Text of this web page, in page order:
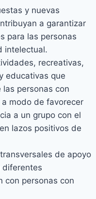
y nuevas
a garantizar
para las personas
intelectual.
recreativas,
educativas que
personas con
modo de favorecer
a un grupo con el
lazos positivos de
de apoyo
diferentes
con personas con